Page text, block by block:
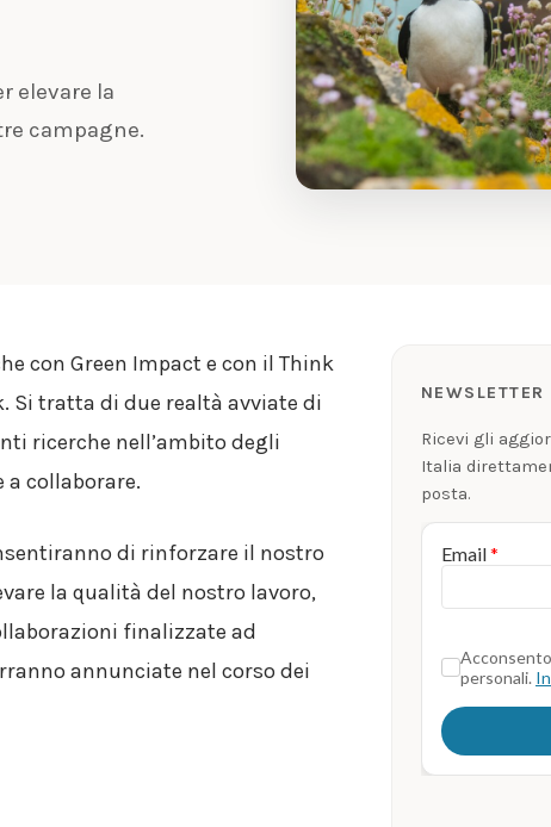
elevare la
campagne.
con Green Impact e con il Think
Si tratta di due realtà avviate di
ricerche nell’ambito degli
collaborare.
di rinforzare il nostro
la qualità del nostro lavoro,
finalizzate ad
annunciate nel corso dei
NEWSLETTER
Ricevi gli
Italia
posta.